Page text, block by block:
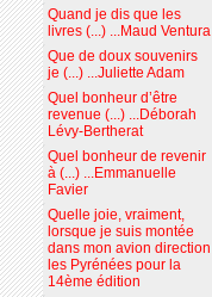
Quand je dis que les
livres (...) ...Maud Ventura
Que de doux souvenirs
je (...) ...Juliette Adam
Quel bonheur d’être
revenue (...) ...Déborah
Lévy-Bertherat
Quel bonheur de revenir
à (...) ...Emmanuelle
Favier
Quelle joie, vraiment,
lorsque je suis montée
dans mon avion direction
les Pyrénées pour la
14ème édition